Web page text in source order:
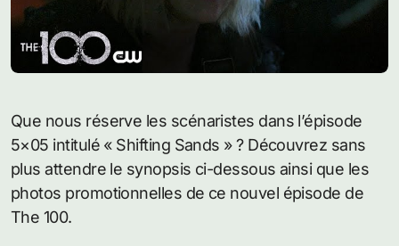
Que nous réserve les scénaristes dans l’épisode
5×05 intitulé « Shifting Sands » ? Découvrez sans
plus attendre le synopsis ci-dessous ainsi que les
photos promotionnelles de ce nouvel épisode de
The 100.